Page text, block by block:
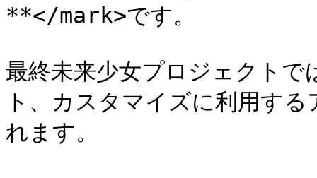
**</mark>です。
最終未来少女プロジェクトで
ト、カスタマイズに利用す